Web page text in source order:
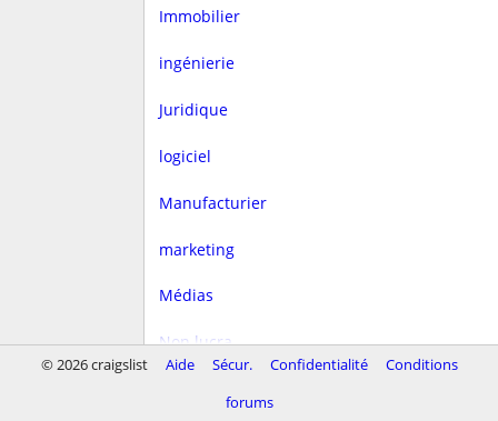
Immobilier
ingénierie
Juridique
logiciel
Manufacturier
marketing
Médias
Non lucra.
© 2026 craigslist Aide Sécur. Confidentialité
Conditions
forums